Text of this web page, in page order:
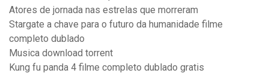
Atores de jornada nas estrelas que morreram
Stargate a chave para o futuro da humanidade filme
completo dublado
Musica download torrent
Kung fu panda 4 filme completo dublado gratis